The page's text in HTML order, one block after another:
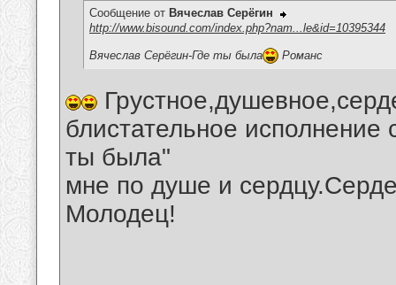
Сообщение от Вячеслав Серёгин
http://www.bisound.com/index.php?nam...le&id=10395344
Вячеслав Серёгин-Где ты была Романс
блистательное
ты была"
мне по душе и
Молодец!